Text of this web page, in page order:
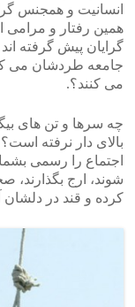
انسانیت و همجنس
همین رفتار و
گرایان پیش گرفته
جامعه طردشان می
می کنند؟.
چه سرها و تن های
بالای دار نرفته
اجتماع را رسمی
شوند، ارج بگذارند،
کرده و قند در